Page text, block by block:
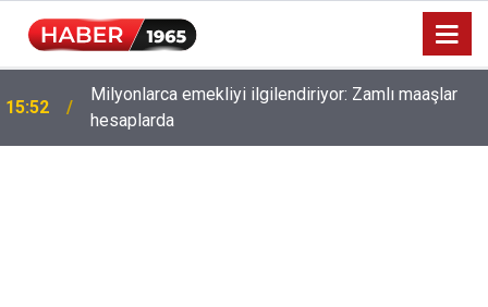
15:52
Milyonlarca emekliyi ilgilendiriyor: Zamlı maaşlar
hesaplarda